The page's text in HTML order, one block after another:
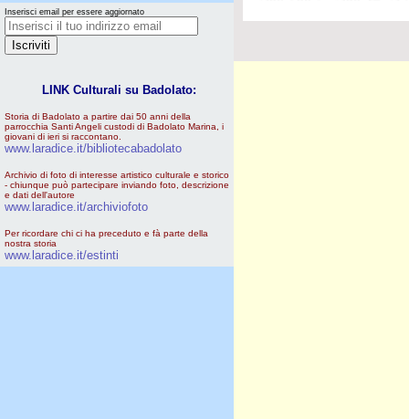
Inserisci email per essere aggiornato
LINK Culturali su Badolato:
Storia di Badolato a partire dai 50 anni della
parrocchia Santi Angeli custodi di Badolato Marina, i
giovani di ieri si raccontano.
www.laradice.it/bibliotecabadolato
Archivio di foto di interesse artistico culturale e storico
- chiunque può partecipare inviando foto, descrizione
e dati dell'autore
www.laradice.it/archiviofoto
Per ricordare chi ci ha preceduto e fà parte della
nostra storia
www.laradice.it/estinti